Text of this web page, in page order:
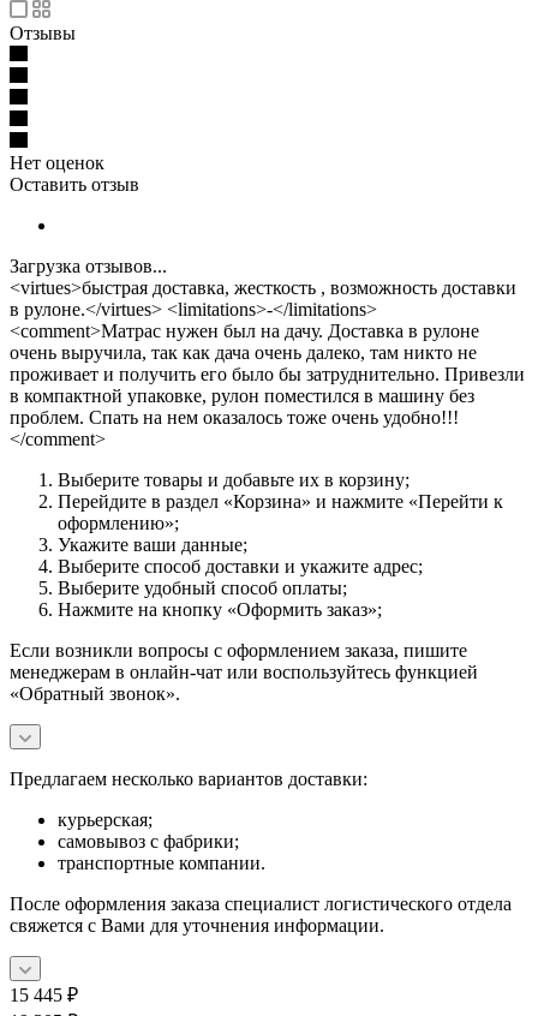
Отзывы
Нет оценок
Оставить отзыв
Загрузка отзывов...
<virtues>быстрая доставка, жесткость , возможность доставки
в рулоне.</virtues> <limitations>-</limitations>
<comment>Матрас нужен был на дачу. Доставка в рулоне
очень выручила, так как дача очень далеко, там никто не
проживает и получить его было бы затруднительно. Привезли
в компактной упаковке, рулон поместился в машину без
проблем. Спать на нем оказалось тоже очень удобно!!!
</comment>
Выберите товары и добавьте их в корзину;
Перейдите в раздел «Корзина» и нажмите «Перейти к
оформлению»;
Укажите ваши данные;
Выберите способ доставки и укажите адрес;
Выберите удобный способ оплаты;
Нажмите на кнопку «Оформить заказ»;
Если возникли вопросы с оформлением заказа, пишите
менеджерам в онлайн-чат или воспользуйтесь функцией
«Обратный звонок».
Предлагаем несколько вариантов доставки:
курьерская;
самовывоз с фабрики;
транспортные компании.
После оформления заказа специалист логистического отдела
свяжется с Вами для уточнения информации.
15 445 ₽